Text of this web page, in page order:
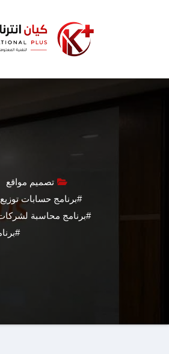
تصميم مواقع
#برنامج حسابات توزيع
#برنامج محاسبة